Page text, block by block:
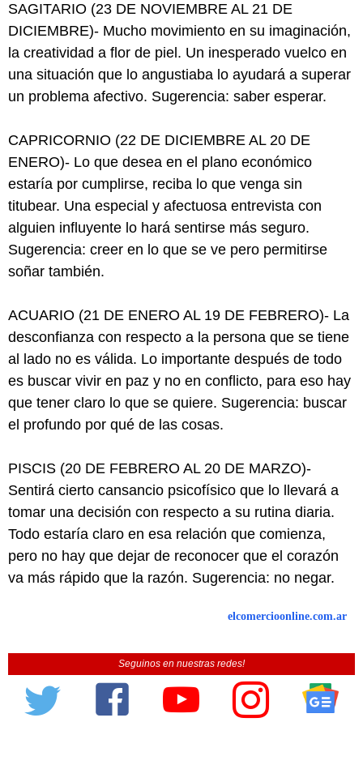
SAGITARIO (23 DE NOVIEMBRE AL 21 DE
DICIEMBRE)- Mucho movimiento en su imaginación,
la creatividad a flor de piel. Un inesperado vuelco en
una situación que lo angustiaba lo ayudará a superar
un problema afectivo. Sugerencia: saber esperar.
CAPRICORNIO (22 DE DICIEMBRE AL 20 DE
ENERO)- Lo que desea en el plano económico
estaría por cumplirse, reciba lo que venga sin
titubear. Una especial y afectuosa entrevista con
alguien influyente lo hará sentirse más seguro.
Sugerencia: creer en lo que se ve pero permitirse
soñar también.
ACUARIO (21 DE ENERO AL 19 DE FEBRERO)- La
desconfianza con respecto a la persona que se tiene
al lado no es válida. Lo importante después de todo
es buscar vivir en paz y no en conflicto, para eso hay
que tener claro lo que se quiere. Sugerencia: buscar
el profundo por qué de las cosas.
PISCIS (20 DE FEBRERO AL 20 DE MARZO)-
Sentirá cierto cansancio psicofísico que lo llevará a
tomar una decisión con respecto a su rutina diaria.
Todo estaría claro en esa relación que comienza,
pero no hay que dejar de reconocer que el corazón
va más rápido que la razón. Sugerencia: no negar.
elcomercioonline.com.ar
Seguinos en nuestras redes!